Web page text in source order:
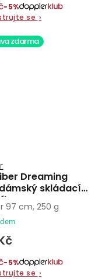
−5%
se ›
zdarma
Dreaming
skládací
−5%
se ›
97 cm, 250 g